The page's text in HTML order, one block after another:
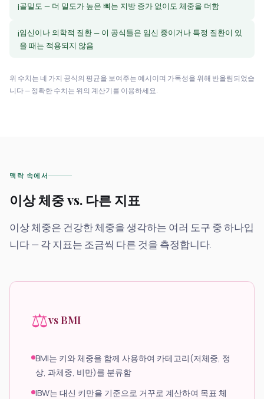
i골밀도 — 더 밀도가 높은 뼈는 지방 증가 없이도 체중을 더함
i임신이나 의학적 질환 — 이 공식들은 임신 중이거나 특정 질환이 있
을 때는 적용되지 않음
위 수치는 네 가지 공식의 평균을 보여주는 예시이며 가독성을 위해 반올림되었습
니다 — 정확한 수치는 위의 계산기를 이용하세요.
맥락 속에서
이상 체중 vs. 다른 지표
이상 체중은 건강한 체중을 생각하는 여러 도구 중 하나입
니다 — 각 지표는 조금씩 다른 것을 측정합니다.
⚖vs BMI
BMI는 키와 체중을 함께 사용하여 카테고리(저체중, 정
상, 과체중, 비만)를 분류함
IBW는 대신 키만을 기준으로 거꾸로 계산하여 목표 체